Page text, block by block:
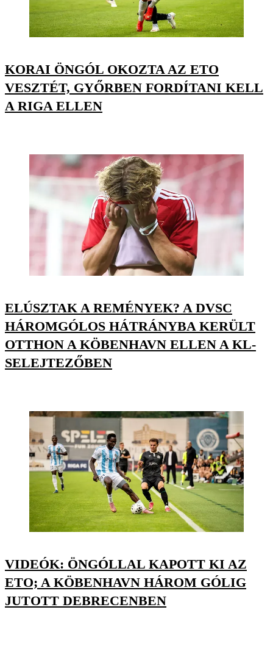
KORAI ÖNGÓL OKOZTA AZ ETO
VESZTÉT, GYŐRBEN FORDÍTANI KELL
A RIGA ELLEN
ELÚSZTAK A REMÉNYEK? A DVSC
HÁROMGÓLOS HÁTRÁNYBA KERÜLT
OTTHON A KÖBENHAVN ELLEN A KL-
SELEJTEZŐBEN
VIDEÓK: ÖNGÓLLAL KAPOTT KI AZ
ETO; A KÖBENHAVN HÁROM GÓLIG
JUTOTT DEBRECENBEN